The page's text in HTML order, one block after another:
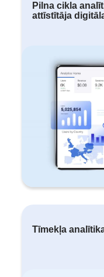
Pilna cikla
attīstītāja
Tīmekļa